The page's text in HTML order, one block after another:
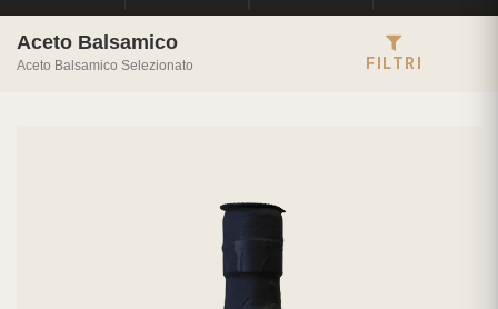
Aceto Balsamico
Aceto Balsamico Selezionato FILTRI